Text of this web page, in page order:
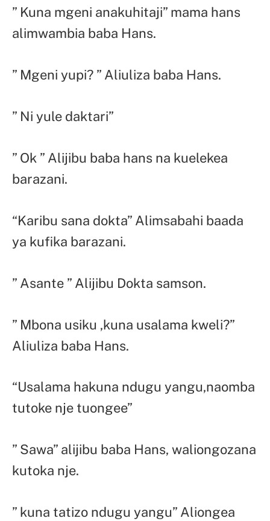
” Kuna mgeni anakuhitaji” mama hans
alimwambia baba Hans.
” Mgeni yupi? ” Aliuliza baba Hans.
” Ni yule daktari”
” Ok ” Alijibu baba hans na kuelekea
barazani.
“Karibu sana dokta” Alimsabahi baada
ya kufika barazani.
” Asante ” Alijibu Dokta samson.
” Mbona usiku ,kuna usalama kweli?”
Aliuliza baba Hans.
“Usalama hakuna ndugu yangu,naomba
tutoke nje tuongee”
” Sawa” alijibu baba Hans, waliongozana
kutoka nje.
” kuna tatizo ndugu yangu” Aliongea